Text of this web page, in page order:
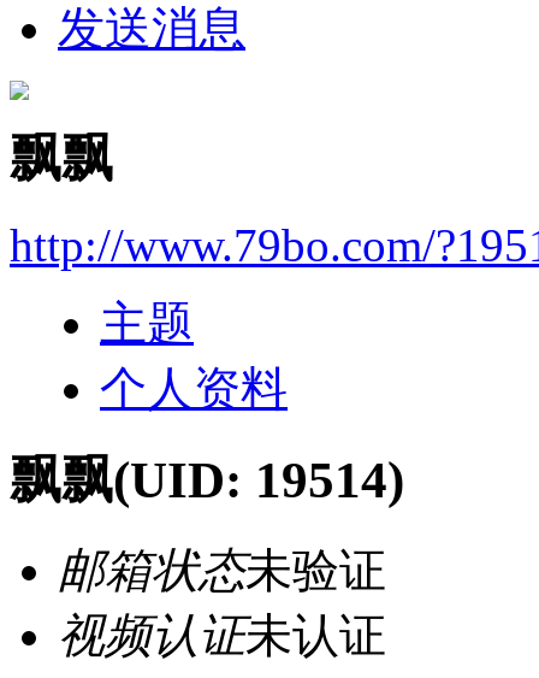
发送消息
飘飘
http://www.79bo.com/
主题
个人资料
飘飘(UID: 19514)
邮箱状态未验证
视频认证未认证